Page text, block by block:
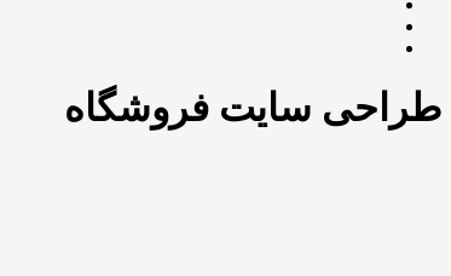
طراحی سایت فروشگاه